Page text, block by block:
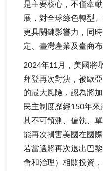
是主要核心，不僅牽
展，對全球綠色轉型
更具關鍵影響力，同
定、臺灣產業及臺商
2024年11月，美國將
拜登再次對決，被歐
的最大風險，認為將
民主制度歷經150年來
其不可預測、偏執、
能再次損害美國在國
若當選將再次退出巴
會和治理）相關投資